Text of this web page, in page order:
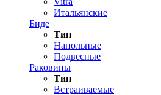
Итальянские
Биде
Тип
Напольные
Подвесные
Раковины
Тип
Встраиваемые